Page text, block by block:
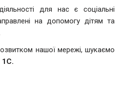
для нас є соціальні
на допомогу дітям та
нашої мережі, шукаємо
1С.